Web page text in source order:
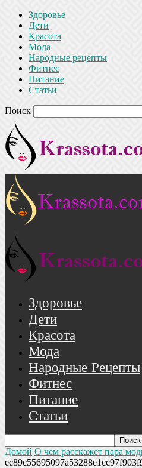
Здоровье
Дети
Красота
Мода
Народные рецепты
Фитнес
Питание
Статьи
Поиск
Здоровье
Дети
Красота
Мода
Народные Рецепты
Фитнес
Питание
Статьи
Домой О чем расскажет пара